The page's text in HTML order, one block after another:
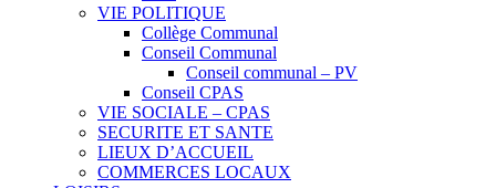
VIE POLITIQUE
Collège Communal
Conseil Communal
Conseil communal – PV
Conseil CPAS
VIE SOCIALE – CPAS
SECURITE ET SANTE
LIEUX D’ACCUEIL
COMMERCES LOCAUX